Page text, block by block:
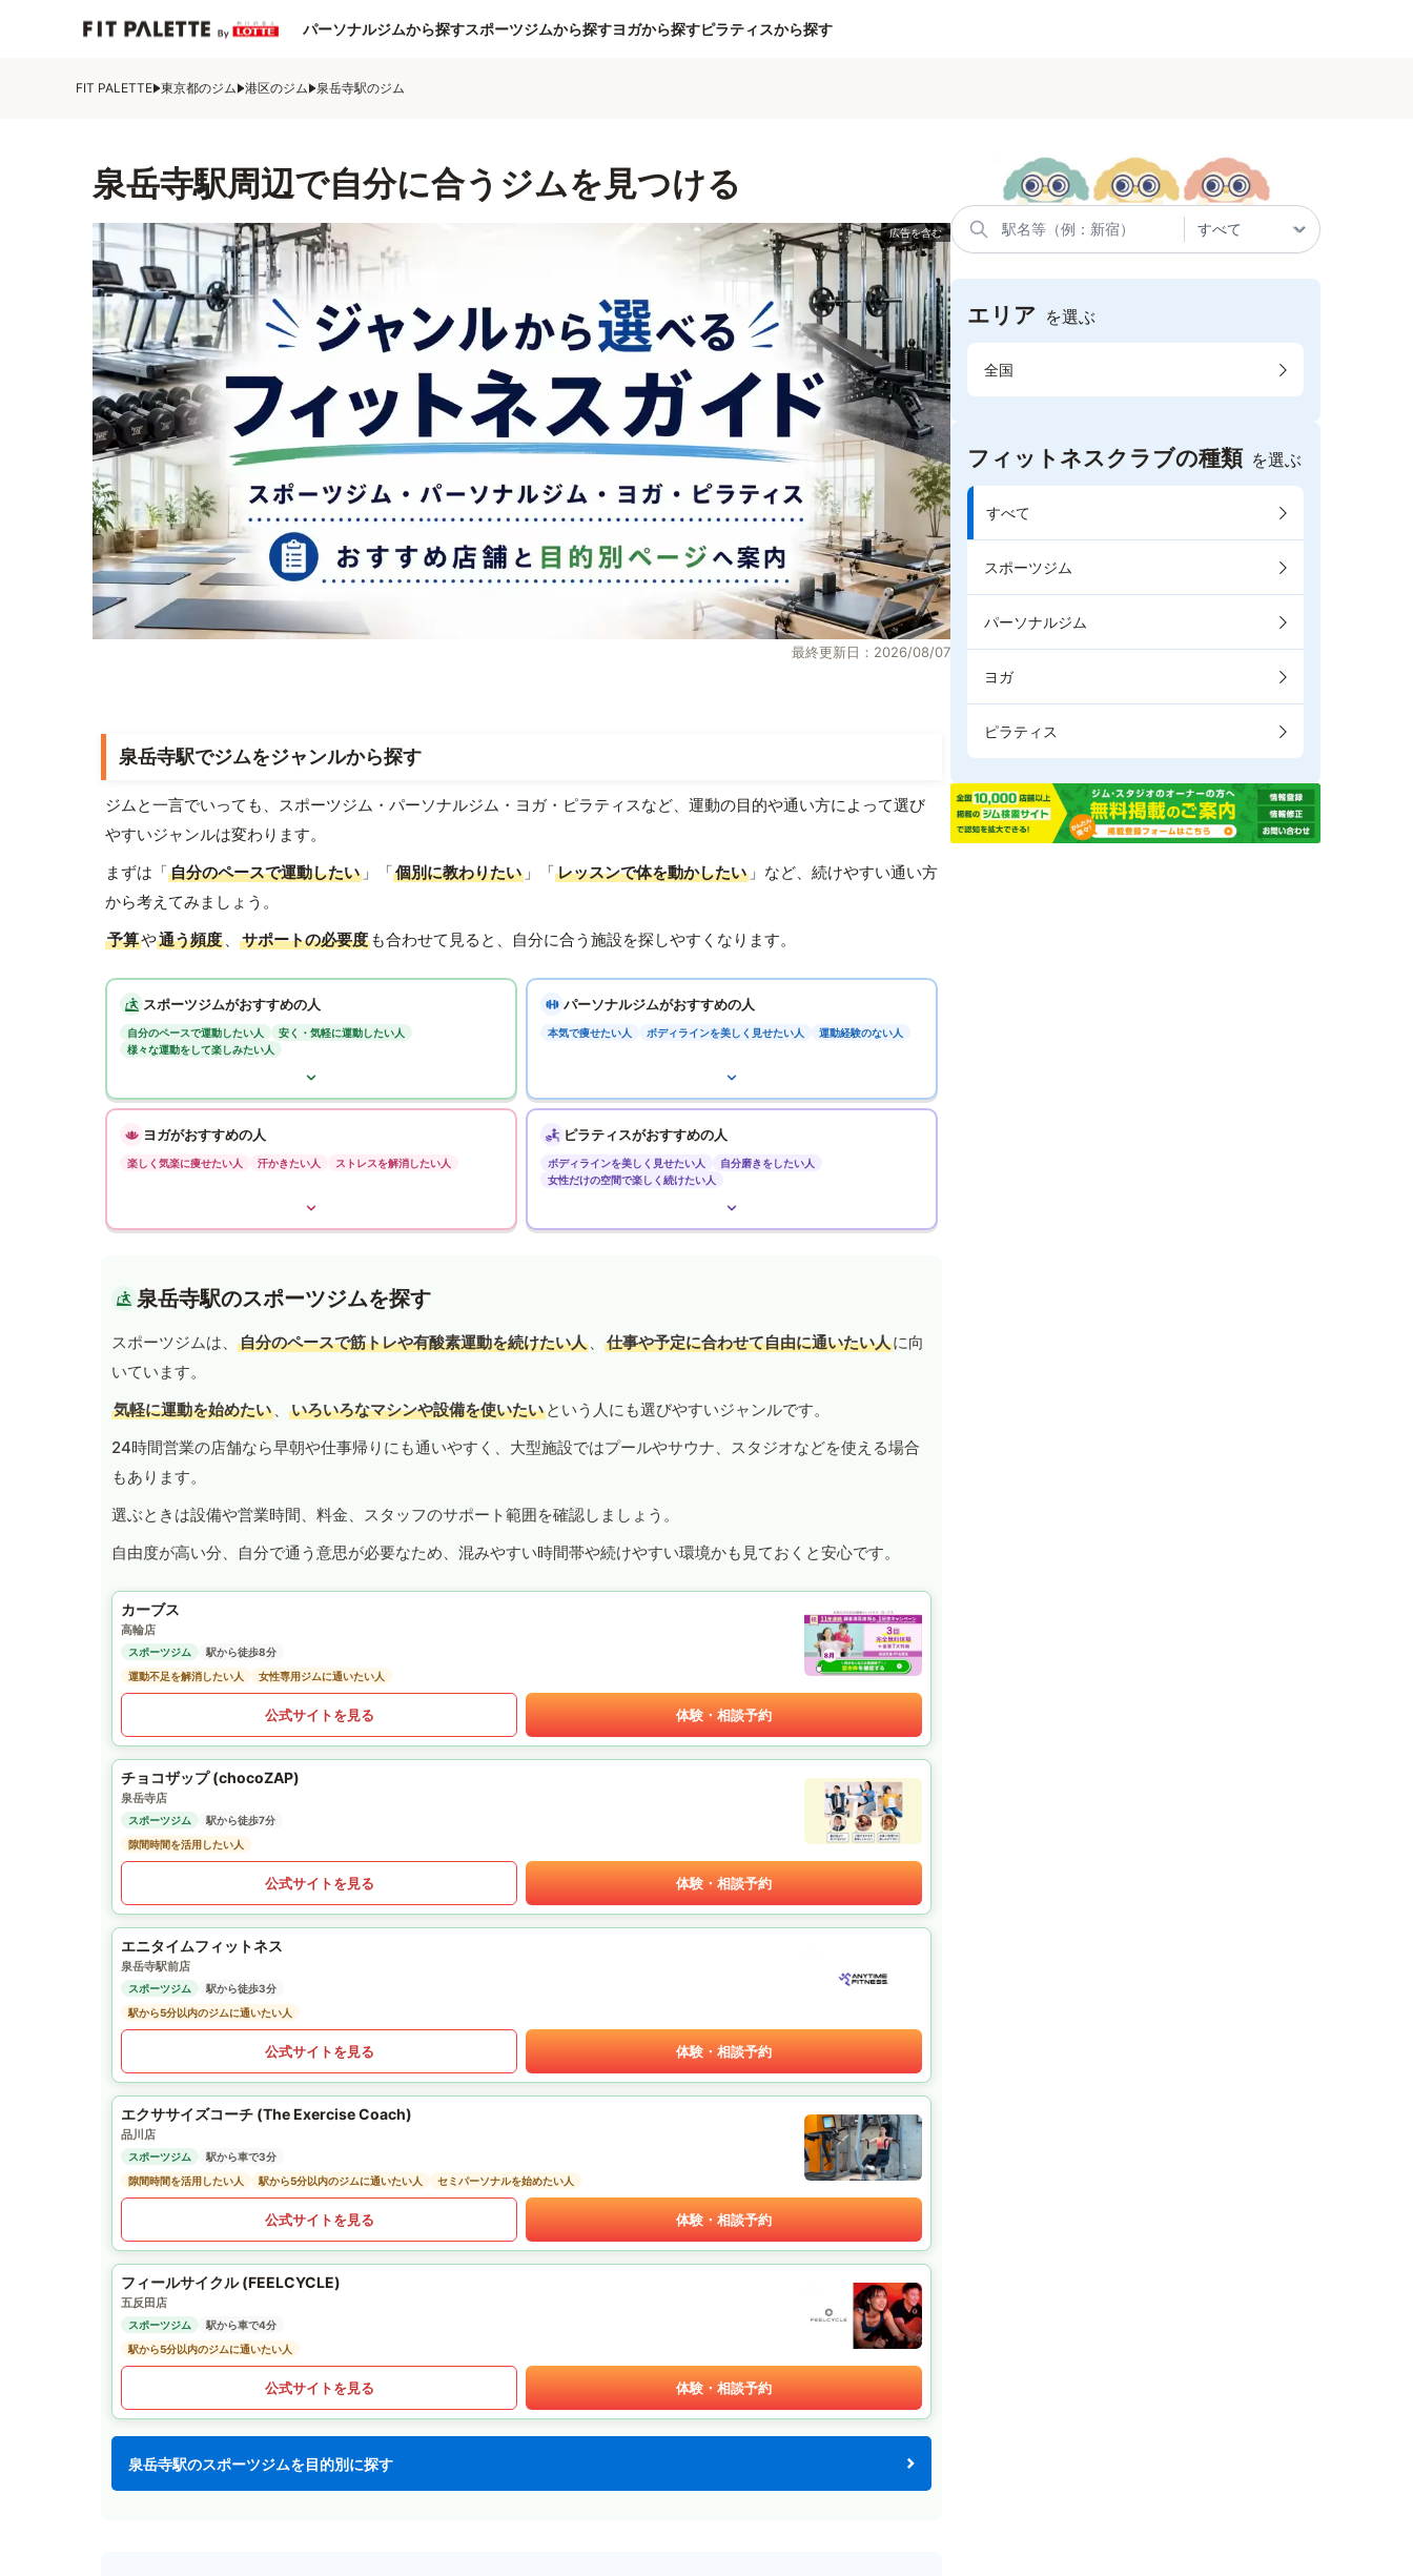
パーソナルジムから探すスポーツジムから探すヨガから探すピラティスから探す
FIT PALETTE 東京都のジム 港区のジム 泉岳寺駅のジム
泉岳寺駅周辺で自分に合うジムを見つける
最終更新日：2026/08/07
泉岳寺駅でジムをジャンルから探す
ジムと一言でいっても、スポーツジム・パーソナルジム・ヨガ・ピラティスなど、運動の目的や通い方によって選び
やすいジャンルは変わります。
まずは「自分のペースで運動したい 」「個別に教わりたい 」「レッスンで体を動かしたい 」など、続けやすい通い方
から考えてみましょう。
予算や通う頻度 、 サポートの必要度 も合わせて見ると、自分に合う施設を探しやすくなります。
スポーツジムがおすすめの人
自分のペースで運動したい人
安く・気軽に運動したい人
様々な運動をして楽しみたい人
パーソナルジムがおすすめの人
本気で痩せたい人 ボディラインを美しく見せたい人 運動経験のない人
ヨガがおすすめの人
楽しく気楽に痩せたい人 汗かきたい人 ストレスを解消したい人
ピラティスがおすすめの人
ボディラインを美しく見せたい人
自分磨きをしたい人
女性だけの空間で楽しく続けたい人
泉岳寺駅のスポーツジムを探す
スポーツジムは、 自分のペースで筋トレや有酸素運動を続けたい人 、 仕事や予定に合わせて自由に通いたい人に向
いています。
気軽に運動を始めたい 、 いろいろなマシンや設備を使いたい という人にも選びやすいジャンルです。
24時間営業の店舗なら早朝や仕事帰りにも通いやすく、大型施設ではプールやサウナ、スタジオなどを使える場合
もあります。
選ぶときは設備や営業時間、料金、スタッフのサポート範囲を確認しましょう。
自由度が高い分、自分で通う意思が必要なため、混みやすい時間帯や続けやすい環境かも見ておくと安心です。
カーブス
高輪店
スポーツジム
駅から徒歩8分
運動不足を解消したい人
女性専用ジムに通いたい人
公式サイトを見る 体験・相談予約
チョコザップ (chocoZAP)
泉岳寺店
スポーツジム
駅から徒歩7分
隙間時間を活用したい人
公式サイトを見る 体験・相談予約
エニタイムフィットネス
泉岳寺駅前店
スポーツジム
駅から徒歩3分
駅から5分以内のジムに通いたい人
公式サイトを見る 体験・相談予約
エクササイズコーチ (The Exercise Coach)
品川店
スポーツジム
駅から車で3分
隙間時間を活用したい人
駅から5分以内のジムに通いたい人 セミパーソナルを始めたい人
公式サイトを見る 体験・相談予約
フィールサイクル (FEELCYCLE)
五反田店
スポーツジム
駅から車で4分
駅から5分以内のジムに通いたい人
公式サイトを見る 体験・相談予約
泉岳寺駅のスポーツジムを目的別に探す
エリア を選ぶ
全国
フィットネスクラブの種類 を選ぶ
すべて
スポーツジム
パーソナルジム
ヨガ
ピラティス